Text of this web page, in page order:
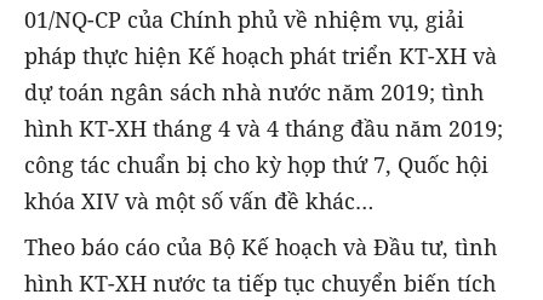
01/NQ-CP của Chính phủ về nhiệm vụ, giải
pháp thực hiện Kế hoạch phát triển KT-XH và
dự toán ngân sách nhà nước năm 2019; tình
hình KT-XH tháng 4 và 4 tháng đầu năm 2019;
công tác chuẩn bị cho kỳ họp thứ 7, Quốc hội
khóa XIV và một số vấn đề khác…
Theo báo cáo của Bộ Kế hoạch và Đầu tư, tình
hình KT-XH nước ta tiếp tục chuyển biến tích